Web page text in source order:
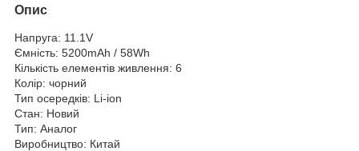
Опис
Напруга: 11.1V
Ємність: 5200mAh / 58Wh
Кількість елементів живлення: 6
Колір: чорний
Тип осередків: Li-ion
Стан: Новий
Тип: Аналог
Виробництво: Китай